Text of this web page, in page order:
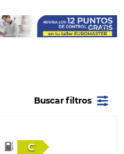
Buscar filtros
C